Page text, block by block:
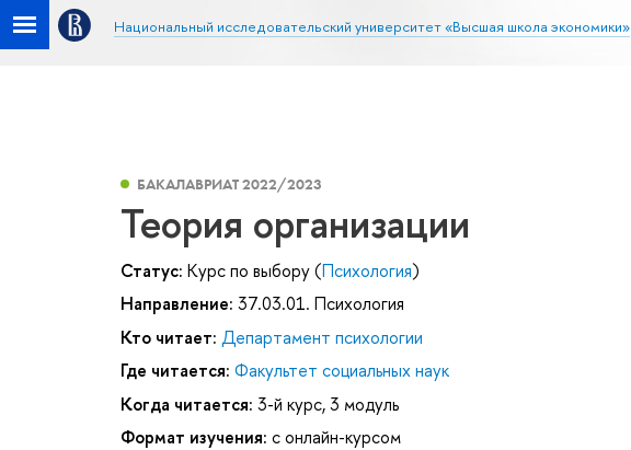
Национальный исследовательский университет «Высшая школа экономики»
БАКАЛАВРИАТ 2022/2023
Теория организации
Статус: Курс по выбору (Психология)
Направление: 37.03.01. Психология
Кто читает: Департамент психологии
Где читается: Факультет социальных наук
Когда читается: 3-й курс, 3 модуль
Формат изучения: с онлайн-курсом